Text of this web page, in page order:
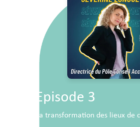
Episode 3
La transformation des lieux de